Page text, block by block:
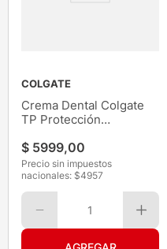
COLGATE
Crema Dental Colgate
TP Protección
$ 5999,00
Precio sin impuestos
nacionales: $4957
1